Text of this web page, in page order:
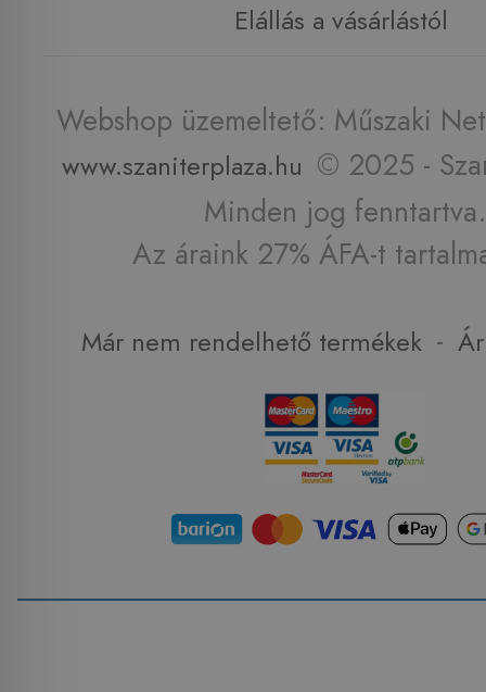
Elállás a vásárlástól
Webshop üzemeltető: Műszaki
www.szaniterplaza.hu © 2025 -
Minden jog fenntartva.
Az áraink 27% ÁFA-t
Már nem rendelhető termékek -